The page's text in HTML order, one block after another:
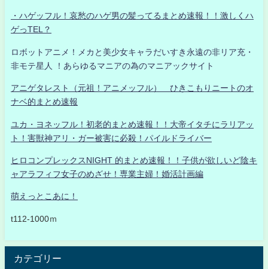
・ハゲッフル！哀愁のハゲ男の髪ってるまとめ速報！！激しくハ
ゲっTEL？
ロボットアニメ！メカと美少女キャラだいすき永遠の非リア充・
非モテ星人 ！あらゆるマニアの為のマニアックサイト
アニゲタレスト（元祖！アニメッフル） ひきこもりニートのオ
ナベ的まとめ速報
ユカ・ヨネッフル！初老的まとめ速報！！大帝イタチにラリアッ
ト！害獣神アリ・ガー被害に必殺！パイルドライバー
ヒロコンプレックスNIGHT 的まとめ速報！！子供が欲しいど陰キ
ャアラフィフ女子のめざせ！専業主婦！婚活計画編
萌えっとこあに！
t112-1000ｍ
カテゴリー